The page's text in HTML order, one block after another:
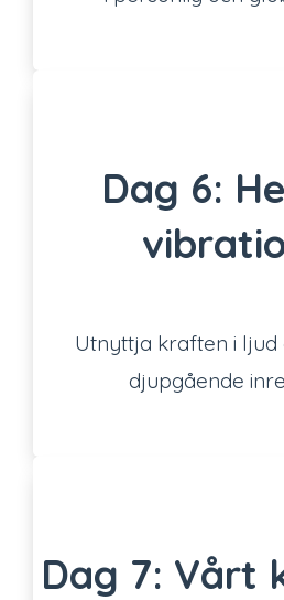
Dag 6:
Utnyttja kraften i
djupgående
Dag 7: Vårt